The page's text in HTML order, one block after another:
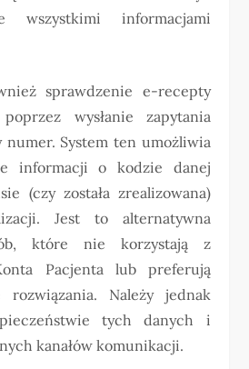
informacjami
sprawdzenie e-recepty
wysłanie zapytania
numer. System ten umożliwia
informacji o kodzie danej
(czy została zrealizowana)
Jest to alternatywna
które nie korzystają z
Pacjenta lub preferują
rozwiązania. Należy jednak
tych danych i
kanałów komunikacji.